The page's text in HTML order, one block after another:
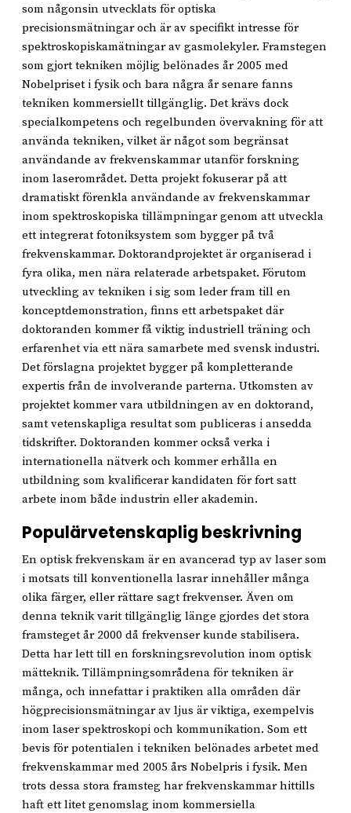
som någonsin utvecklats för optiska
precisionsmätningar och är av specifikt intresse för
spektroskopiskamätningar av gasmolekyler. Framstegen
som gjort tekniken möjlig belönades år 2005 med
Nobelpriset i fysik och bara några år senare fanns
tekniken kommersiellt tillgänglig. Det krävs dock
specialkompetens och regelbunden övervakning för att
använda tekniken, vilket är något som begränsat
användande av frekvenskammar utanför forskning
inom laserområdet. Detta projekt fokuserar på att
dramatiskt förenkla användande av frekvenskammar
inom spektroskopiska tillämpningar genom att utveckla
ett integrerat fotoniksystem som bygger på två
frekvenskammar. Doktorandprojektet är organiserad i
fyra olika, men nära relaterade arbetspaket. Förutom
utveckling av tekniken i sig som leder fram till en
konceptdemonstration, finns ett arbetspaket där
doktoranden kommer få viktig industriell träning och
erfarenhet via ett nära samarbete med svensk industri.
Det förslagna projektet bygger på kompletterande
expertis från de involverande parterna. Utkomsten av
projektet kommer vara utbildningen av en doktorand,
samt vetenskapliga resultat som publiceras i ansedda
tidskrifter. Doktoranden kommer också verka i
internationella nätverk och kommer erhålla en
utbildning som kvalificerar kandidaten för fort satt
arbete inom både industrin eller akademin.
Populärvetenskaplig beskrivning
En optisk frekvenskam är en avancerad typ av laser som
i motsats till konventionella lasrar innehåller många
olika färger, eller rättare sagt frekvenser. Även om
denna teknik varit tillgänglig länge gjordes det stora
framsteget år 2000 då frekvenser kunde stabilisera.
Detta har lett till en forskningsrevolution inom optisk
mätteknik. Tillämpningsområdena för tekniken är
många, och innefattar i praktiken alla områden där
högprecisionsmätningar av ljus är viktiga, exempelvis
inom laser spektroskopi och kommunikation. Som ett
bevis för potentialen i tekniken belönades arbetet med
frekvenskammar med 2005 års Nobelpris i fysik. Men
trots dessa stora framsteg har frekvenskammar hittills
haft ett litet genomslag inom kommersiella